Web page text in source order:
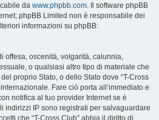
da www.phpbb.com. Il software phpBB
phpBB Limited non è responsabile dei
informazioni su phpBB:
offesa, oscenità, volgarità, calunnia,
o qualsiasi altro tipo di materiale che
proprio Stato, o dello Stato dove “T-Cross
Fare ciò porta all’immediato e
notifica al tuo provider Internet se è
indirizzi IP sono registrati per salvaguardare
che “T-Cross Club” abbia il diritto di